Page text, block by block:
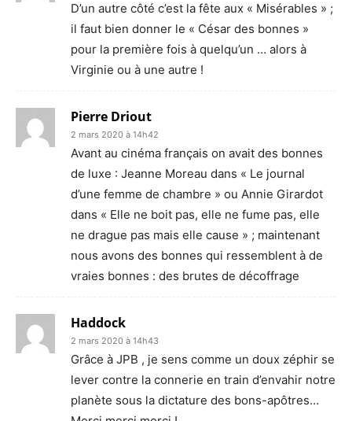
D’un autre côté c’est la fête aux « Misérables » ;
il faut bien donner le « César des bonnes »
pour la première fois à quelqu’un … alors à
Virginie ou à une autre !
Pierre Driout
2 mars 2020 à 14h42
Avant au cinéma français on avait des bonnes
de luxe : Jeanne Moreau dans « Le journal
d’une femme de chambre » ou Annie Girardot
dans « Elle ne boit pas, elle ne fume pas, elle
ne drague pas mais elle cause » ; maintenant
nous avons des bonnes qui ressemblent à de
vraies bonnes : des brutes de décoffrage
Haddock
2 mars 2020 à 14h43
Grâce à JPB , je sens comme un doux zéphir se
lever contre la connerie en train d’envahir notre
planète sous la dictature des bons-apôtres…